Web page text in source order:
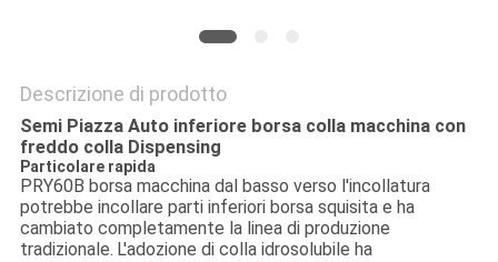
Descrizione di prodotto
Semi Piazza Auto inferiore borsa colla macchina con
freddo colla Dispensing
Particolare rapida
PRY60B borsa macchina dal basso verso l'incollatura
potrebbe incollare parti inferiori borsa squisita e ha
cambiato completamente la linea di produzione
tradizionale. L'adozione di colla idrosolubile ha